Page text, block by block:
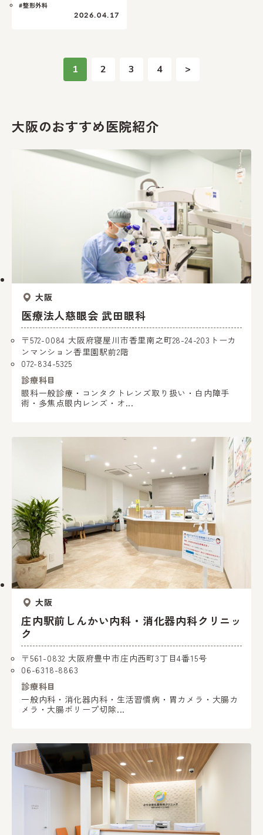
#整形外科
2026.04.17
1 2 3 4 >
大阪のおすすめ医院紹介
大阪
医療法人慈眼会 武田眼科
〒572-0084 大阪府寝屋川市香里南之町28-24-203トーカ
ンマンション香里園駅前2階
072-834-5325
診療科目
眼科一般診療・コンタクトレンズ取り扱い・白内障手
術・多焦点眼内レンズ・オ...
大阪
庄内駅前しんかい内科・消化器内科クリニッ
ク
〒561-0832 大阪府豊中市庄内西町3丁目4番15号
06-6318-8863
診療科目
一般内科・消化器内科・生活習慣病・胃カメラ・大腸カ
メラ・大腸ポリープ切除...